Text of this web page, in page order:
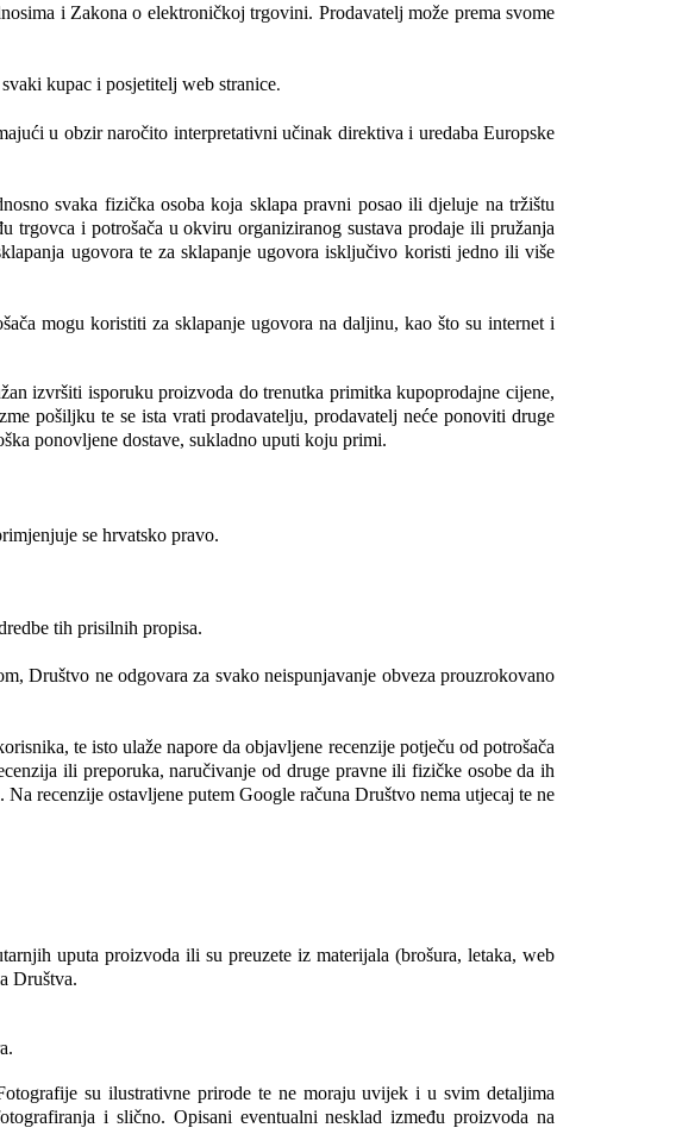
i Zakona o elektroničkoj trgovini. Prodavatelj može prema svome
kupac i posjetitelj web stranice.
u obzir naročito interpretativni učinak direktiva i uredaba Europske
svaka fizička osoba koja sklapa pravni posao ili djeluje na tržištu
i potrošača u okviru organiziranog sustava prodaje ili pružanja
ugovora te za sklapanje ugovora isključivo koristi jedno ili više
mogu koristiti za sklapanje ugovora na daljinu, kao što su internet i
izvršiti isporuku proizvoda do trenutka primitka kupoprodajne cijene,
pošiljku te se ista vrati prodavatelju, prodavatelj neće ponoviti druge
ponovljene dostave, sukladno uputi koju primi.
se hrvatsko pravo.
tih prisilnih propisa.
Društvo ne odgovara za svako neispunjavanje obveza prouzrokovano
te isto ulaže napore da objavljene recenzije potječu od potrošača
ili preporuka, naručivanje od druge pravne ili fizičke osobe da ih
recenzije ostavljene putem Google računa Društvo nema utjecaj te ne
uputa proizvoda ili su preuzete iz materijala (brošura, letaka, web
Društva.
su ilustrativne prirode te ne moraju uvijek i u svim detaljima
i slično. Opisani eventualni nesklad između proizvoda na